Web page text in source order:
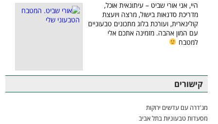
היי, אני אורי שביט – עיתונאית אוכל,
מדריכת סדנאות בישול, מרצה ויועצת
קולינארית, ועורכת בלוג מתכונים טבעוניים
עם המון אהבה. מזמינה אתכם אלי
למטבח
קישורים
מג'דרה עם עדשים ירוקות
מסעדות טבעוניות בתל אביב